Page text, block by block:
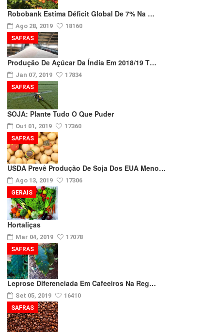
Robobank Estima Déficit Global De 7% Na …
Ago 28, 2019 18160
Produção De Açúcar Da Índia Em 2018/19 T…
Jan 07, 2019 17834
SAFRAS
SOJA: Plante Tudo O Que Puder
Out 01, 2019 17360
SAFRAS
USDA Prevê Produção De Soja Dos EUA Meno…
Ago 13, 2019 17306
SAFRAS
Hortaliças
Mar 04, 2019 17078
GERAIS
Leprose Diferenciada Em Cafeeiros Na Reg…
Set 05, 2019 16410
SAFRAS
SAFRAS